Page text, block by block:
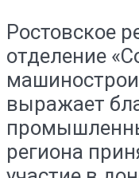
Ростовское
отделение
выражает
региона